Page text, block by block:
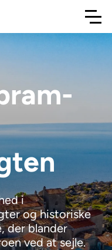
i
og historiske
der blander
ved at sejle.